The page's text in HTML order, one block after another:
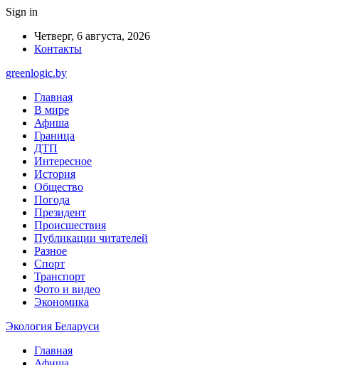
Sign in
Четверг, 6 августа, 2026
Контакты
greenlogic.by
Главная
В мире
Афиша
Граница
ДТП
Интересное
История
Общество
Погода
Президент
Происшествия
Публикации читателей
Разное
Спорт
Транспорт
Фото и видео
Экономика
Экология Беларуси
Главная